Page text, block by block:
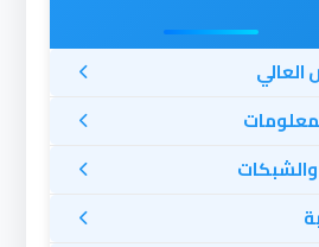
العالي
والشبكات